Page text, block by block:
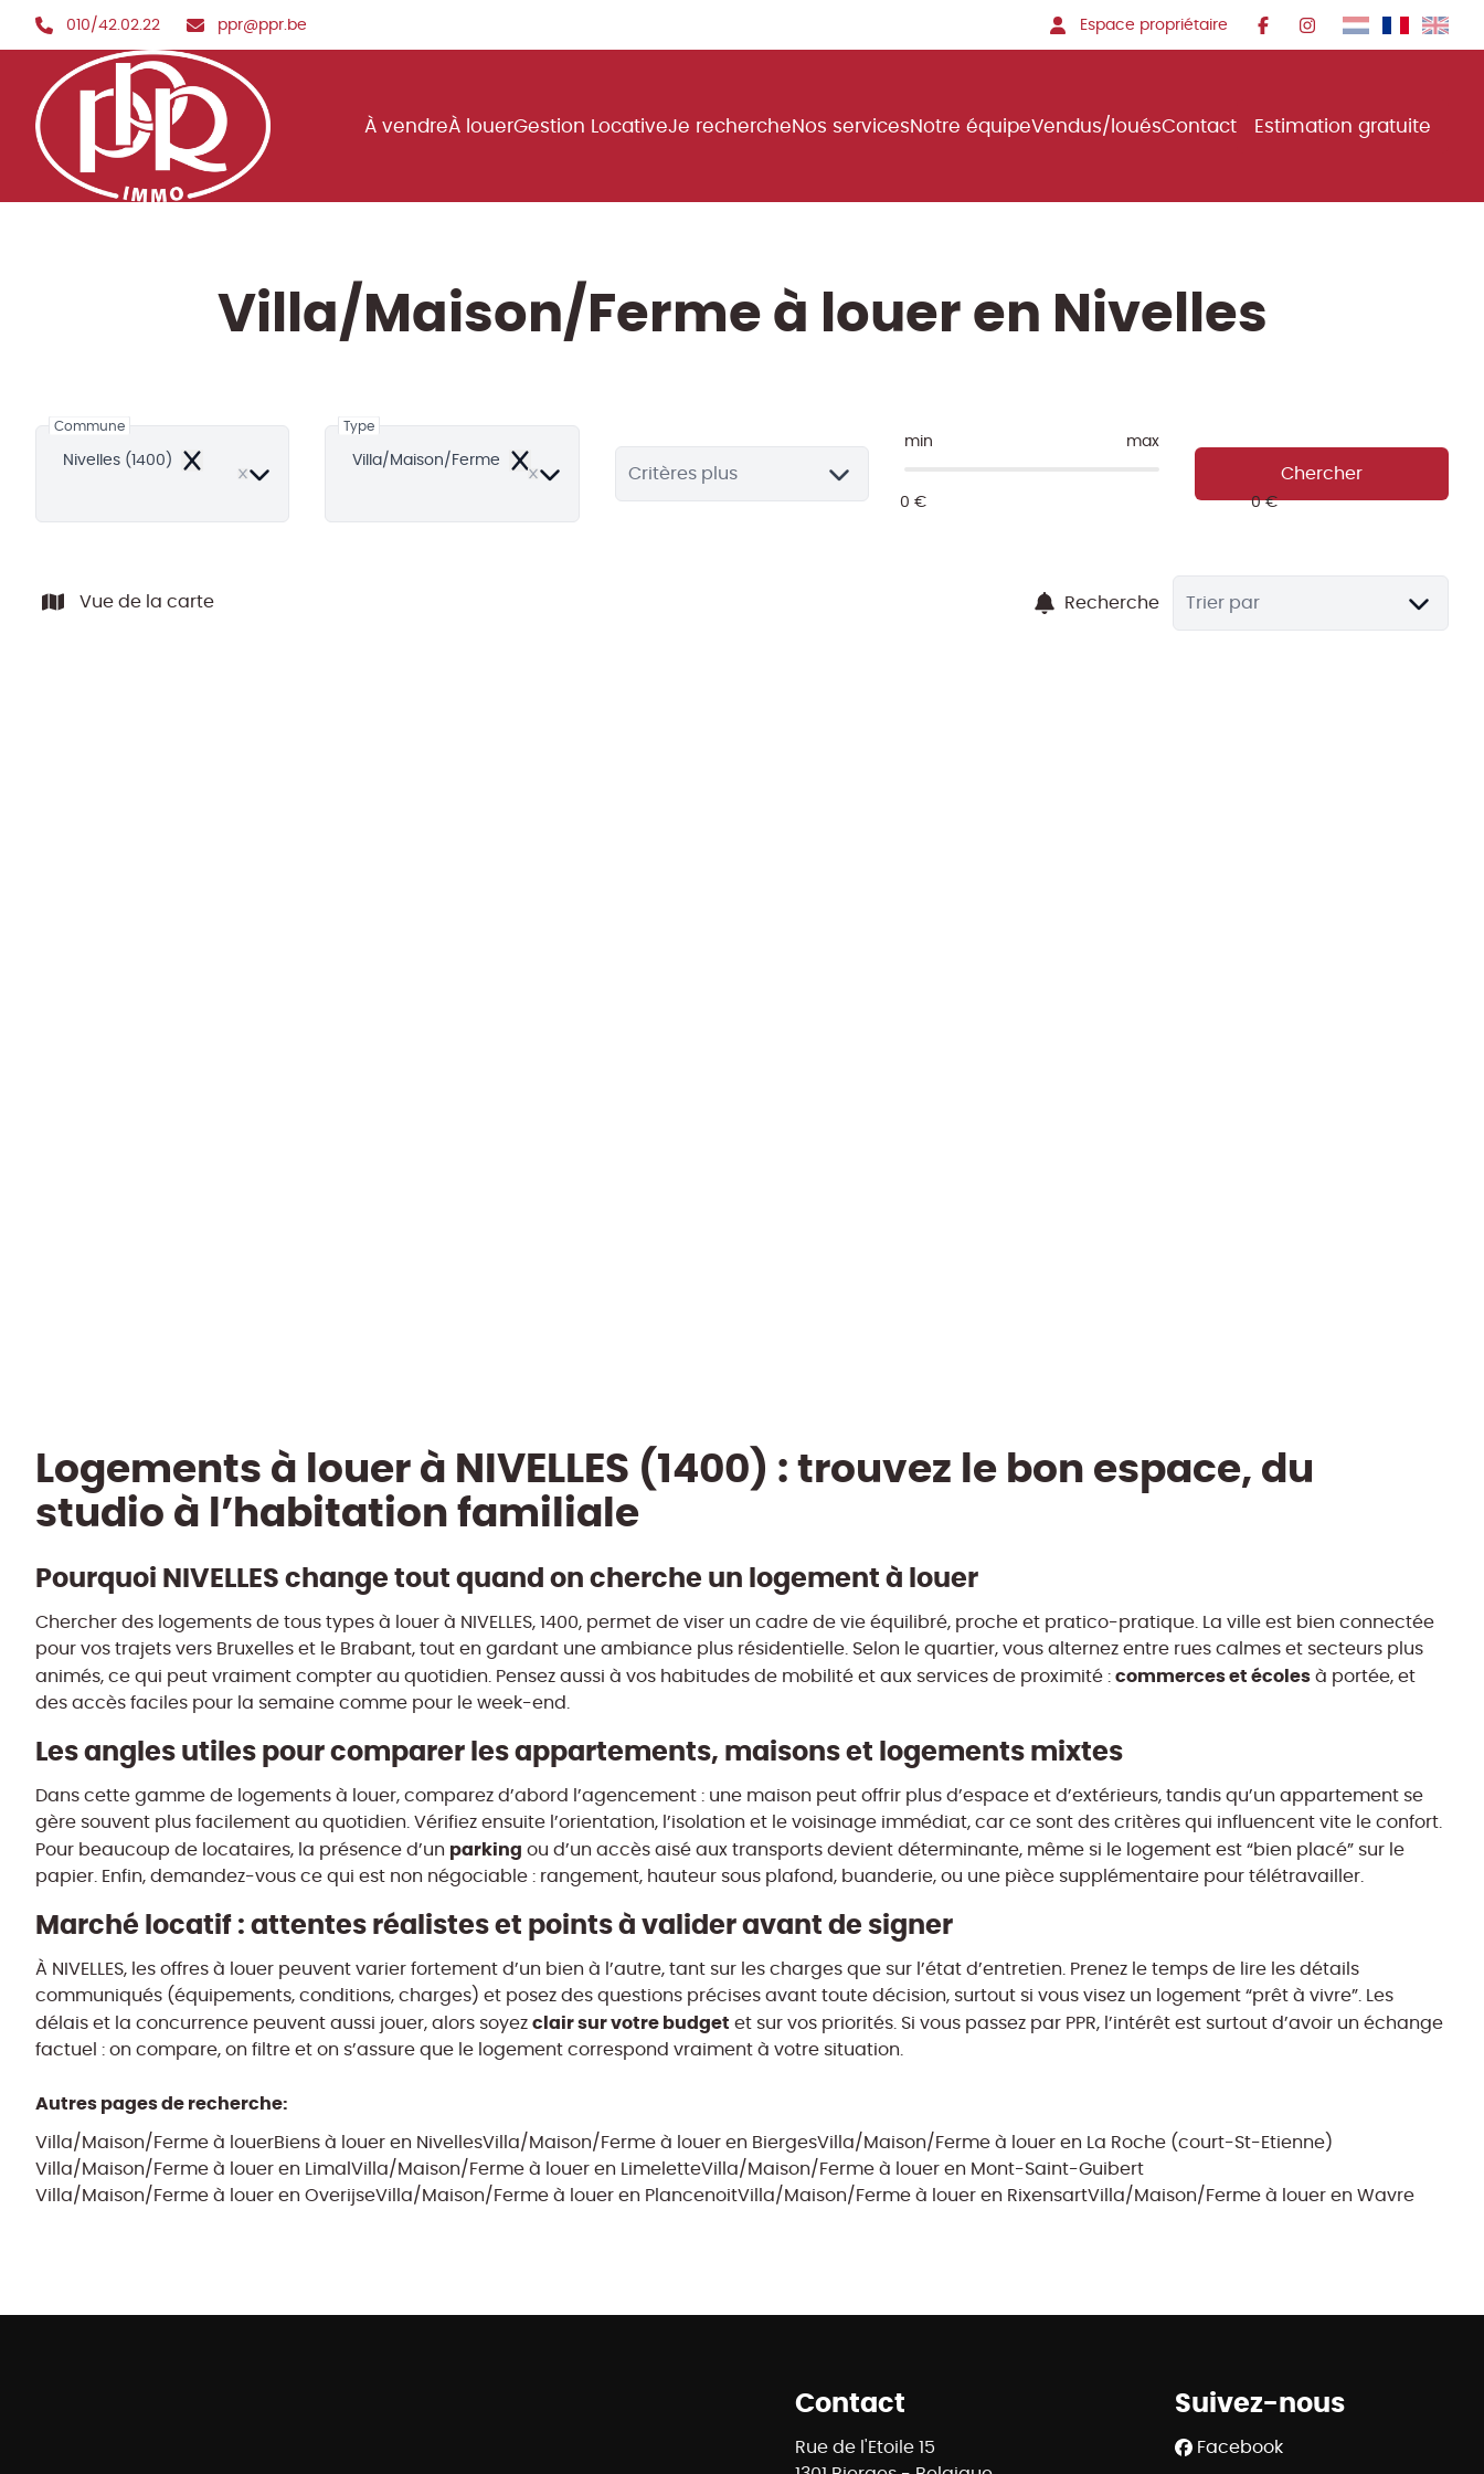
Aller au contenu principal
010/42.02.22 ppr@ppr.be Espace propriétaire
À vendreÀ louerGestion LocativeJe rechercheNos servicesNotre équipeVendus/louésContact Estimation gratuite
Villa/Maison/Ferme à louer en Nivelles
Commune
Nivelles (1400)
Remove
Type
Villa/Maison/Ferme
Remove Critères plus
min max
Chercher
Vue de la carte Recherche Trier par
Logements à louer à NIVELLES (1400) : trouvez le bon espace, du
studio à l’habitation familiale
Pourquoi NIVELLES change tout quand on cherche un logement à louer
Chercher des logements de tous types à louer à NIVELLES, 1400, permet de viser un cadre de vie équilibré, proche et pratico-pratique. La ville est bien connectée
pour vos trajets vers Bruxelles et le Brabant, tout en gardant une ambiance plus résidentielle. Selon le quartier, vous alternez entre rues calmes et secteurs plus
animés, ce qui peut vraiment compter au quotidien. Pensez aussi à vos habitudes de mobilité et aux services de proximité : commerces et écoles à portée, et
des accès faciles pour la semaine comme pour le week-end.
Les angles utiles pour comparer les appartements, maisons et logements mixtes
Dans cette gamme de logements à louer, comparez d’abord l’agencement : une maison peut offrir plus d’espace et d’extérieurs, tandis qu’un appartement se
gère souvent plus facilement au quotidien. Vérifiez ensuite l’orientation, l’isolation et le voisinage immédiat, car ce sont des critères qui influencent vite le confort.
Pour beaucoup de locataires, la présence d’un parking ou d’un accès aisé aux transports devient déterminante, même si le logement est “bien placé” sur le
papier. Enfin, demandez-vous ce qui est non négociable : rangement, hauteur sous plafond, buanderie, ou une pièce supplémentaire pour télétravailler.
Marché locatif : attentes réalistes et points à valider avant de signer
À NIVELLES, les offres à louer peuvent varier fortement d’un bien à l’autre, tant sur les charges que sur l’état d’entretien. Prenez le temps de lire les détails
communiqués (équipements, conditions, charges) et posez des questions précises avant toute décision, surtout si vous visez un logement “prêt à vivre”. Les
délais et la concurrence peuvent aussi jouer, alors soyez clair sur votre budget et sur vos priorités. Si vous passez par PPR, l’intérêt est surtout d’avoir un échange
factuel : on compare, on filtre et on s’assure que le logement correspond vraiment à votre situation.
Autres pages de recherche:
Villa/Maison/Ferme à louerBiens à louer en NivellesVilla/Maison/Ferme à louer en BiergesVilla/Maison/Ferme à louer en La Roche (court-St-Etienne)
Villa/Maison/Ferme à louer en LimalVilla/Maison/Ferme à louer en LimeletteVilla/Maison/Ferme à louer en Mont-Saint-Guibert
Villa/Maison/Ferme à louer en OverijseVilla/Maison/Ferme à louer en PlancenoitVilla/Maison/Ferme à louer en RixensartVilla/Maison/Ferme à louer en Wavre
Contact
Rue de l'Etoile 15
Suivez-nous
Facebook